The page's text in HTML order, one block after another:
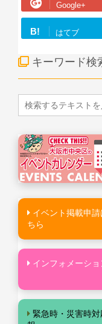
Google+
B! はてブ
キーワード検
イベント掲載申請
ちら
インフォメーショ
緊急時・災害時